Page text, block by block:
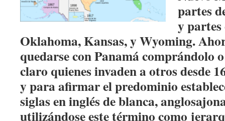
partes
y partes
Oklahoma, Kansas, y Wyoming.
quedarse con Panamá comprándolo
claro quienes invaden a otros desde
y para afirmar el predominio
siglas en inglés de blanca,
utilizándose este término como